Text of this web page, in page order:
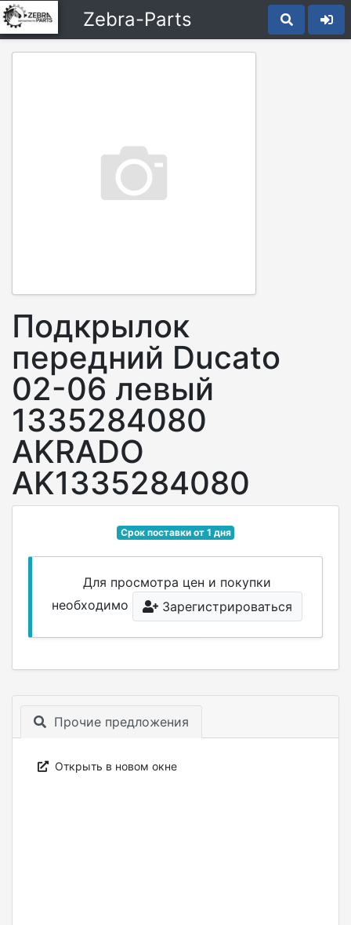
Zebra-Parts
Подкрылок
передний Ducato
02-06 левый
1335284080
AKRADO
AK1335284080
Срок поставки от 1 дня
Для просмотра цен и покупки
необходимо
Зарегистрироваться
Прочие предложения
Открыть в новом окне